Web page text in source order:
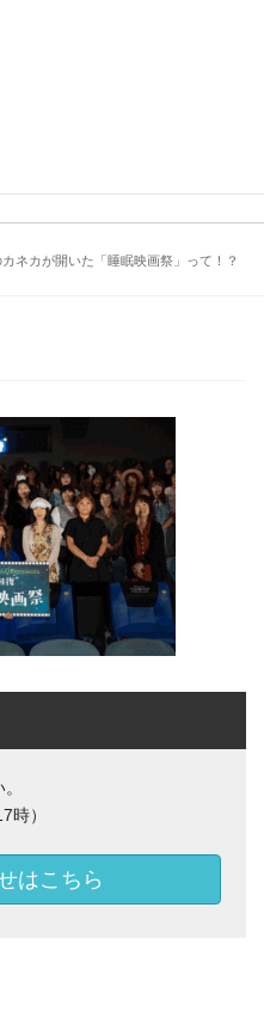
ネカが開いた「睡眠映画祭」って！？
時）
はこちら